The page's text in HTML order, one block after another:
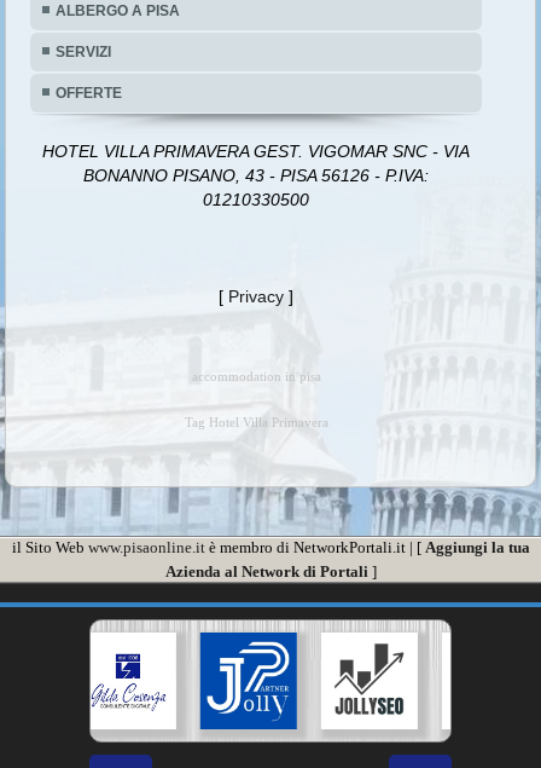
ALBERGO A PISA
SERVIZI
OFFERTE
HOTEL VILLA PRIMAVERA GEST. VIGOMAR SNC - VIA
BONANNO PISANO, 43 - PISA 56126 - P.IVA:
01210330500
[ Privacy ]
accommodation in pisa
Tag Hotel Villa Primavera
il Sito Web www.pisaonline.itè membro di NetworkPortali.it | [ Aggiungi la tua
Azienda al Network di Portali ]